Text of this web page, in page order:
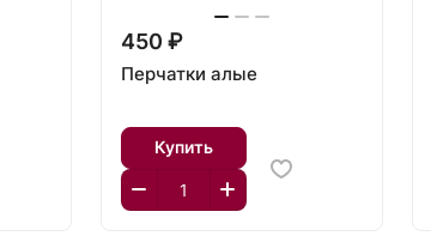
450 ₽
Перчатки алые
Купить